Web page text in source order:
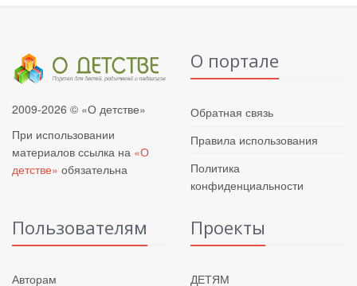
2009-2026 © «О детстве»
При использовании
материалов ссылка на «О
детстве» обязательна
О портале
Обратная связь
Правила использования
Политика
конфиденциальности
Пользователям
Авторам
Проекты
ДЕТЯМ